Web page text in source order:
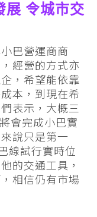
展 令城市交
巴營運商商
經營的方式亦
，希望能依靠
本，到現在希
表示，大概三
會完成小巴實
說只是第一
線試行實時位
的交通工具，
相信仍有市場